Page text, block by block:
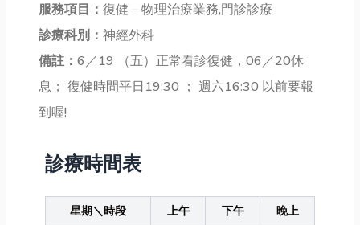
服務項目： 復健－物理治療業務,門診診療
診療科別： 神經外科
備註： 6／19 （五）正常看診復健，06／20休
息； 復健時間平日19:30 ； 週六16:30 以前要報
到喔!
診療時間表
星期＼時段 上午 下午
晚上